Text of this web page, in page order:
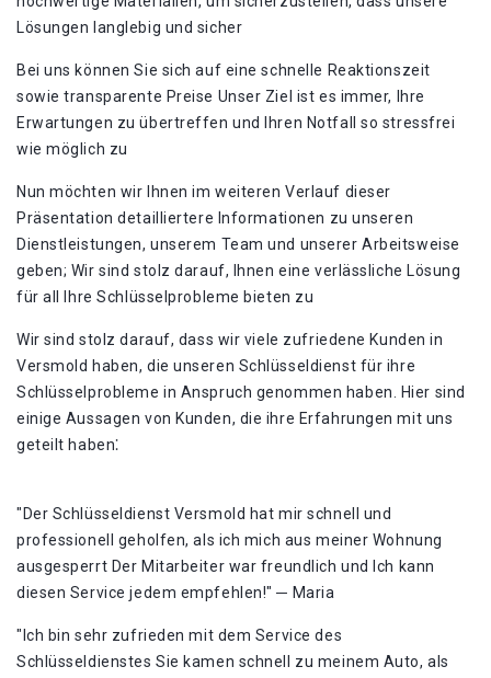
Lösungen langlebig und sicher
Bei uns können Sie sich auf eine schnelle Reaktionszeit
sowie transparente Preise Unser Ziel ist es immer, Ihre
Erwartungen zu übertreffen und Ihren Notfall so stressfrei
wie möglich zu
Nun möchten wir Ihnen im weiteren Verlauf dieser
Präsentation detailliertere Informationen zu unseren
Dienstleistungen, unserem Team und unserer Arbeitsweise
geben; Wir sind stolz darauf, Ihnen eine verlässliche Lösung
für all Ihre Schlüsselprobleme bieten zu
Wir sind stolz darauf, dass wir viele zufriedene Kunden in
Versmold haben, die unseren Schlüsseldienst für ihre
Schlüsselprobleme in Anspruch genommen haben. Hier sind
einige Aussagen von Kunden, die ihre Erfahrungen mit uns
geteilt haben⁚
"Der Schlüsseldienst Versmold hat mir schnell und
professionell geholfen, als ich mich aus meiner Wohnung
ausgesperrt Der Mitarbeiter war freundlich und Ich kann
diesen Service jedem empfehlen!​" ─ Maria
"Ich bin sehr zufrieden mit dem Service des
Schlüsseldienstes Sie kamen schnell zu meinem Auto, als